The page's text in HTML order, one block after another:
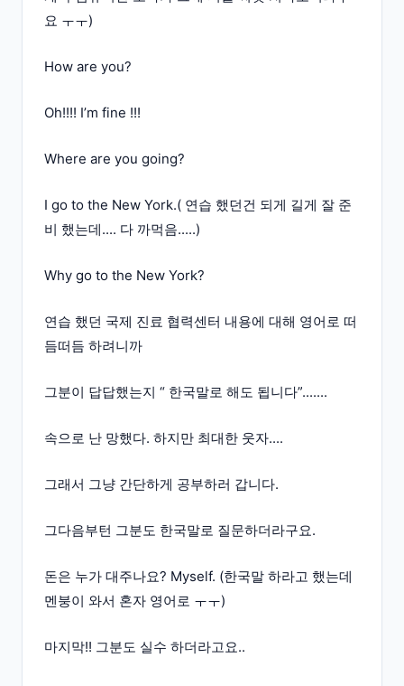
요 ㅜㅜ)
How are you?
Oh!!!! I’m fine !!!
Where are you going?
I go to the New York.( 연습 했던건 되게 길게 잘 준
비 했는데.... 다 까먹음.....)
Why go to the New York?
연습 했던 국제 진료 협력센터 내용에 대해 영어로 떠
듬떠듬 하려니까
그분이 답답했는지 “ 한국말로 해도 됩니다”.......
속으로 난 망했다. 하지만 최대한 웃자....
그래서 그냥 간단하게 공부하러 갑니다.
그다음부턴 그분도 한국말로 질문하더라구요.
돈은 누가 대주나요? Myself. (한국말 하라고 했는데
멘붕이 와서 혼자 영어로 ㅜㅜ)
마지막!! 그분도 실수 하더라고요..